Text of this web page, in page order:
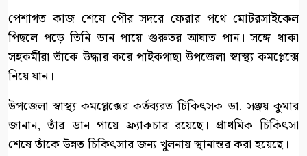
পেশাগত কাজ শেষে পৌর সদরে ফেরার পথে মোটরসাইকেল
পিছলে পড়ে তিনি ডান পায়ে গুরুতর আঘাত পান। সঙ্গে থাকা
সহকর্মীরা তাঁকে উদ্ধার করে পাইকগাছা উপজেলা স্বাস্থ্য কমপ্লেক্সে
নিয়ে যান।
উপজেলা স্বাস্থ্য কমপ্লেক্সের কর্তব্যরত চিকিৎসক ডা. সঞ্জয় কুমার
জানান, তাঁর ডান পায়ে ফ্র্যাকচার রয়েছে। প্রাথমিক চিকিৎসা
শেষে তাঁকে উন্নত চিকিৎসার জন্য খুলনায় স্থানান্তর করা হয়েছে।